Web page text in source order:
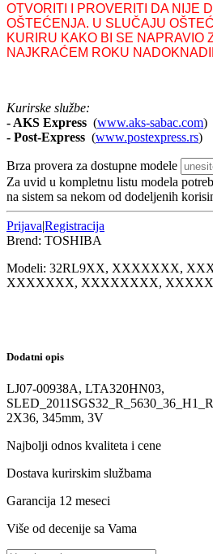
OTVORITI I PROVERITI DA NIJE
OŠTEĆENJA. U SLUČAJU
KURIRU KAKO BI SE NAPRAVIO
NAJKRAĆEM ROKU
Kurirske službe:
- AKS Express (www.aks-sabac.com)
- Post-Express (www.postexpress.rs)
Brza provera za dostupne modele
Za uvid u kompletnu listu modela
na sistem sa nekom od dodeljenih
Prijava|Registracija
Brend: TOSHIBA
Modeli: 32RL9XX, XXXXXXX,
XXXXXXX, XXXXXXXX,
Dodatni opis
LJ07-00938A, LTA320HN03,
2X36, 345mm, 3V
Najbolji odnos kvaliteta i cene
Dostava kurirskim službama
Garancija 12 meseci
Više od decenije sa Vama